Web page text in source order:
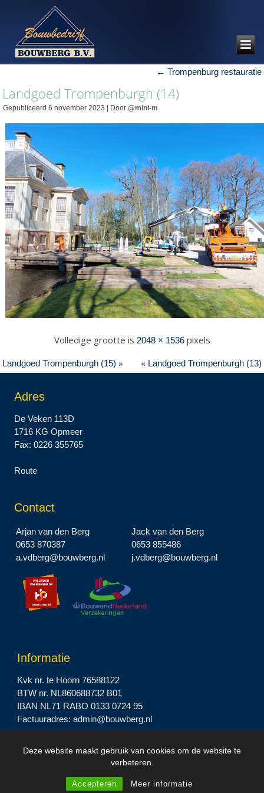
Deze website maakt gebruik van cookies om de website te
verbeteren.
Accepteren Meer informatie
← Trompenburg restauratie
Landgoed Trompenburgh (14)
Gepubliceerd 6 november 2023 Door @mini-m
Volledige grootte is 2048 × 1536pixels
Landgoed Trompenburgh (15) » « Landgoed Trompenburgh (13)
Adres
De Veken 113D
1716 KG Opmeer
Fax: 0226 355765
Route
Contact
Arjan van den Berg
0653 870387
a.vdberg@bouwberg.nl
Jack van den Berg
0653 855486
j.vdberg@bouwberg.nl
Informatie
Kvk nr. te Hoorn 76588122
BTW nr. NL860688732 B01
IBAN NL71 RABO 0133 0724 95
Factuuradres: admin@bouwberg.nl
2023 © Bouwbedrijf BOUWBERG B.V. |Privacyverklaring
Design by I-match Webconcepts